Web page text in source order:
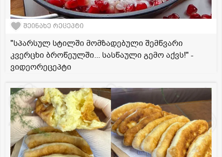
შეინახე რეცეპტი
"სპარსულ სტილში მომზადებული შემწვარი
კვერცხი ბროწეულში... სასწაული გემო აქვს!" -
ვიდეორეცეპტი